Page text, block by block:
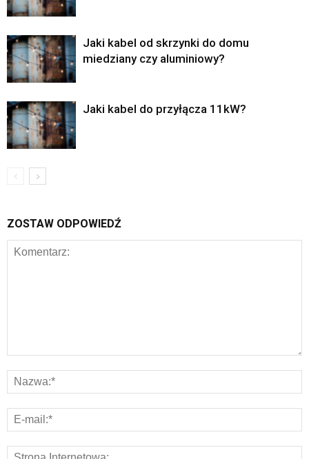
Jaki kabel od skrzynki do domu
miedziany czy aluminiowy?
Jaki kabel do przyłącza 11kW?
ZOSTAW ODPOWIEDŹ